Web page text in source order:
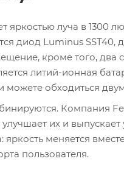
луча в 1300
диод Luminus
кроме того, два
литий-ионная
обходиться
Компания
их и
яркость меняется
пользователя.